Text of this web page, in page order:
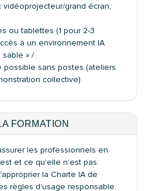
grand écran,
ou tablettes (1 pour 2-3
à un environnement IA
sable » /
possible sans postes (ateliers
collective).
FORMATION
les professionnels en
et ce qu'elle n'est pas.
la Charte IA de
règles d'usage responsable.